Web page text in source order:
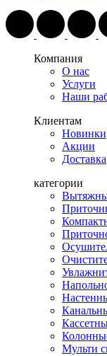
Компания
О нас
Услуги
Наши
Клиентам
Новинки
Акции
Доставка
категории
Мульти